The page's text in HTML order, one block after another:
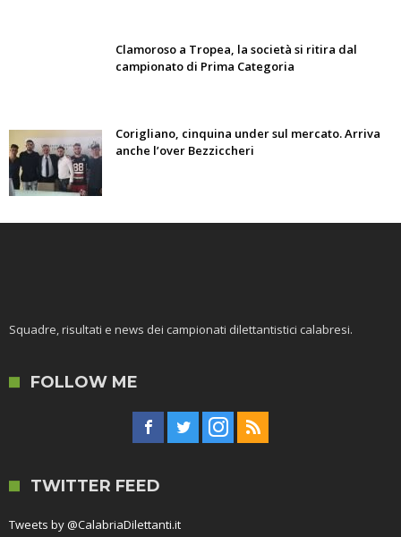
Clamoroso a Tropea, la società si ritira dal
campionato di Prima Categoria
Corigliano, cinquina under sul mercato. Arriva
anche l’over Bezziccheri
Squadre, risultati e news dei campionati dilettantistici calabresi.
FOLLOW ME
TWITTER FEED
Tweets by @CalabriaDilettanti.it